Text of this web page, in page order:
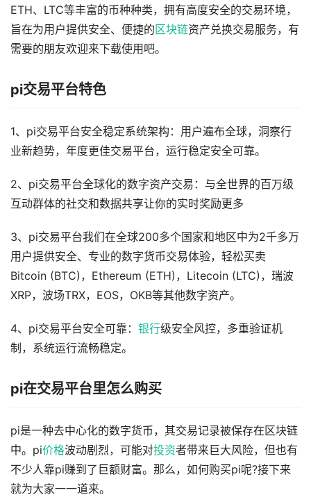
ETH、LTC等丰富的币种种类，拥有高度安全的交易环境，
旨在为用户提供安全、便捷的区块链资产兑换交易服务，有
需要的朋友欢迎来下载使用吧。
pi交易平台特色
1、pi交易平台安全稳定系统架构：用户遍布全球，洞察行
业新趋势，年度更佳交易平台，运行稳定安全可靠。
2、pi交易平台全球化的数字资产交易：与全世界的百万级
互动群体的社交和数据共享让你的实时奖励更多
3、pi交易平台我们在全球200多个国家和地区中为2千多万
用户提供安全、专业的数字货币交易体验，轻松买卖
Bitcoin (BTC)，Ethereum (ETH)，Litecoin (LTC)，瑞波
XRP，波场TRX，EOS，OKB等其他数字资产。
4、pi交易平台安全可靠： 银行级安全风控，多重验证机
制，系统运行流畅稳定。
pi在交易平台里怎么购买
pi是一种去中心化的数字货币，其交易记录被保存在区块链
中。pi价格波动剧烈，可能对投资者带来巨大风险，但也有
不少人靠pi赚到了巨额财富。那么，如何购买pi呢?接下来
就为大家一一道来。